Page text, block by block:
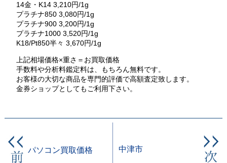
14金・K14 3,210円/1g
プラチナ850 3,080円/1g
プラチナ900 3,200円/1g
プラチナ1000 3,520円/1g
K18/Pt850半々 3,670円/1g
上記相場価格×重さ＝お買取価格
手数料や分析料鑑定料は、もちろん無料です。
お客様の大切な商品を専門的評価で高額査定致します。
金券ショップとしてもご利用下さい。
パソコン買取価格 中津市